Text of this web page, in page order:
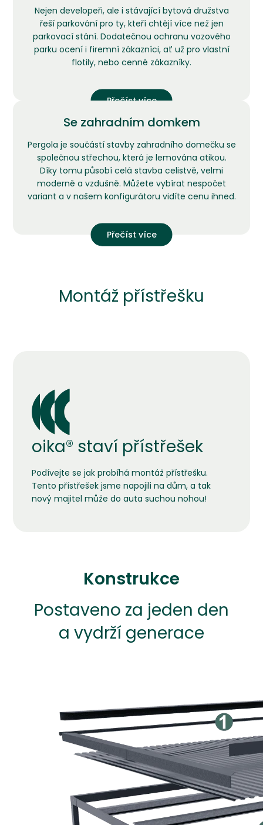
Nejen developeři, ale i stávající bytová družstva
řeší parkování pro ty, kteří chtějí více než jen
parkovací stání. Dodatečnou ochranu vozového
parku ocení i firemní zákazníci, ať už pro vlastní
flotily, nebo cenné zákazníky.
Přečíst více
Se zahradním domkem
Pergola je součástí stavby zahradního domečku se
společnou střechou, která je lemována atikou.
Díky tomu působí celá stavba celistvě, velmi
moderně a vzdušně. Můžete vybírat nespočet
variant a v našem konfigurátoru vidíte cenu ihned.
Přečíst více
Montáž přístřešku
oika® staví přístřešek
Podívejte se jak probíhá montáž přístřešku.
Tento přístřešek jsme napojili na dům, a tak
nový majitel může do auta suchou nohou!
Konstrukce
Postaveno za jeden den
a vydrží generace